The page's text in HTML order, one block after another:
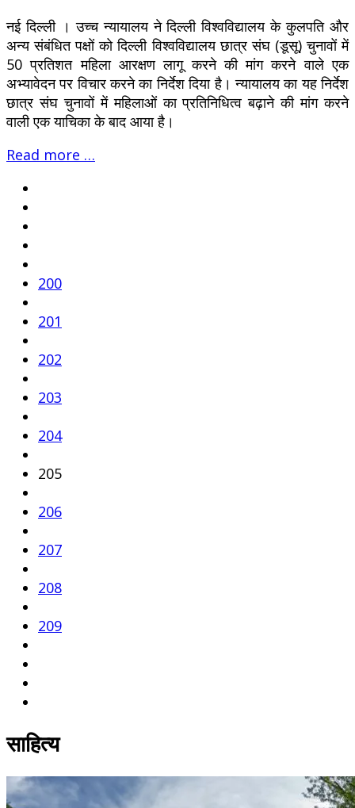
नई दिल्ली । उच्च न्यायालय ने दिल्ली विश्वविद्यालय के कुलपति और
अन्य संबंधित पक्षों को दिल्ली विश्वविद्यालय छात्र संघ (डूसू) चुनावों में
50 प्रतिशत महिला आरक्षण लागू करने की मांग करने वाले एक
अभ्यावेदन पर विचार करने का निर्देश दिया है। न्यायालय का यह निर्देश
छात्र संघ चुनावों में महिलाओं का प्रतिनिधित्व बढ़ाने की मांग करने
वाली एक याचिका के बाद आया है।
Read more …
200
201
202
203
204
205
206
207
208
209
साहित्य